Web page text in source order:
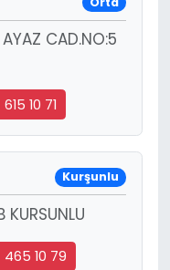
CAD.NO:5
10 71
Kurşunlu
10 79